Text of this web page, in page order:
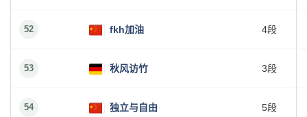
52 fkh加油 4段
53 秋风访竹 3段
54 独立与自由 5段